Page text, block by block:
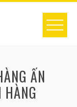
ẤN